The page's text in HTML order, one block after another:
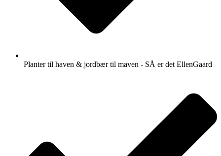
Planter til haven & jordbær til maven - SÅ er det EllenGaard